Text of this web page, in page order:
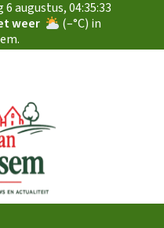
6 augustus,04:35:33
weer (–°C) in